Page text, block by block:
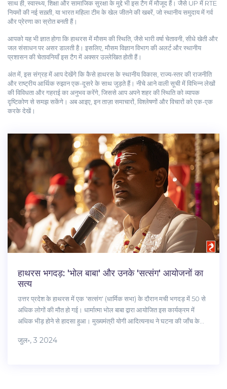
साथ ही, स्वास्थ्य, शिक्षा और सामाजिक सुरक्षा के मुद्दे भी इस टैग में मौजूद हैं। जैसे UP में RTE
नियमों की नई सख़्ती, या भारत महिला टीम के खेल जीतने की खबरें, जो स्थानीय समुदाय में गर्व
और प्रेरणा का स्रोत बनती हैं।
आपको यह भी ज्ञात होगा कि हाथरस में मौसम की स्थिति, जैसे भारी वर्षा चेतावनी, सीधे खेती और
जल संसाधन पर असर डालती है। इसलिए, मौसम विज्ञान विभाग की अलर्ट और स्थानीय
प्रशासन की चेतावनियाँ इस टैग में अक्सर उल्लेखित होती हैं।
अंत में, इस संग्रह में आप देखेंगे कि कैसे हाथरस के स्थानीय विकास, राज्य‑स्तर की राजनीति
और राष्ट्रीय आर्थिक रुझान एक-दूसरे के साथ जुड़ते हैं। नीचे आने वाली सूची में विभिन्न लेखों
की विविधता और गहराई का अनुभव करेंगे, जिससे आप अपने शहर की स्थिति को व्यापक
दृष्टिकोण से समझ सकेंगे। अब आइए, इन ताज़ा समाचारों, विश्लेषणों और विचारों को एक-एक
करके देखें।
हाथरस भगदड़: 'भोल बाबा' और उनके 'सत्संग' आयोजनों का
सत्य
उत्तर प्रदेश के हाथरस में एक 'सत्संग' (धार्मिक सभा) के दौरान मची भगदड़ में 50 से
अधिक लोगों की मौत हो गई। धार्मात्मा भोल बाबा द्वारा आयोजित इस कार्यक्रम में
अधिक भीड़ होने से हादसा हुआ। मुख्यमंत्री योगी आदित्यनाथ ने घटना की जाँच के
जुल॰, 3 2024